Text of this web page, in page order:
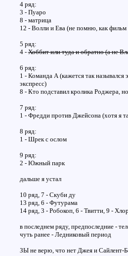
4 ряд:
3 - Пуаро
8 - матрица
12 - Волли и Ева (не помню, как
5 ряд:
4 -Хоббит или туда и обратно (а не
6 ряд:
1 - Команда А (кажется так
экспресс)
8 - Кто подставил кролика Роджера,
7 ряд:
1 - Фредди против Джейсона (хотя я
8 ряд:
1 - Шрек с ослом
9 ряд:
2 - Южный парк
дальше я устал
10 ряд, 7 - Скуби ду
13 ряд, 6 - Футурама
14 ряд, 3 - Робокоп, 6 - Твитти, 9 -
в последнем ряду, предпоследние -
чуть ранее - Ледниковый период
ЗЫ не верю, что нет Джея и Сайлент-